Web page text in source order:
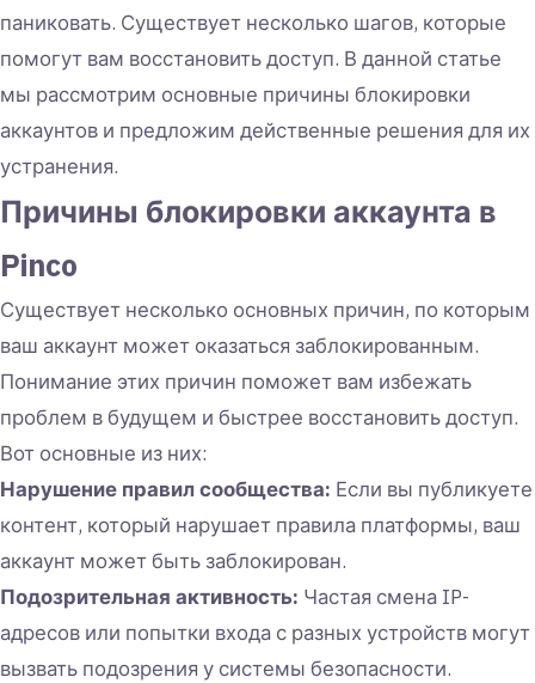
паниковать. Существует несколько шагов, которые
помогут вам восстановить доступ. В данной статье
мы рассмотрим основные причины блокировки
аккаунтов и предложим действенные решения для их
устранения.
Причины блокировки аккаунта в
Pinco
Существует несколько основных причин, по которым
ваш аккаунт может оказаться заблокированным.
Понимание этих причин поможет вам избежать
проблем в будущем и быстрее восстановить доступ.
Вот основные из них:
Нарушение правил сообщества: Если вы публикуете
контент, который нарушает правила платформы, ваш
аккаунт может быть заблокирован.
Подозрительная активность: Частая смена IP-
адресов или попытки входа с разных устройств могут
вызвать подозрения у системы безопасности.